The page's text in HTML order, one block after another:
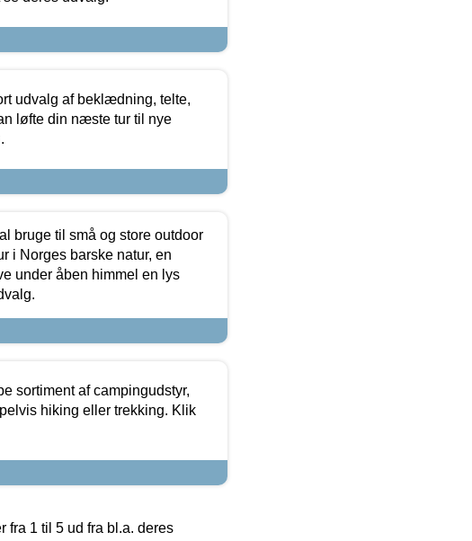
udvalg af beklædning, telte,
løfte din næste tur til nye
bruge til små og store outdoor
i Norges barske natur, en
under åben himmel en lys
sortiment af campingudstyr,
hiking eller trekking. Klik
fra 1 til 5 ud fra bl.a. deres